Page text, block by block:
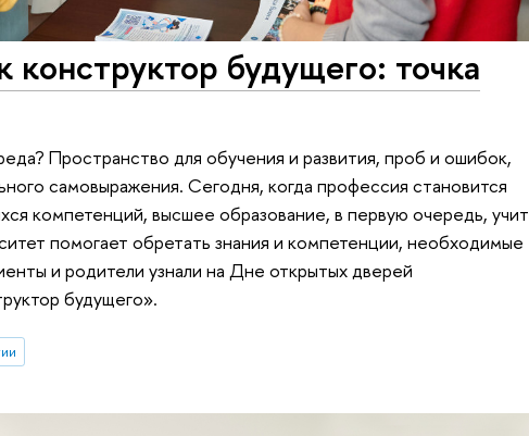
конструктор будущего: точка
Пространство для обучения и развития, проб и ошибок,
самовыражения. Сегодня, когда профессия становится
компетенций, высшее образование, в первую очередь, учит
помогает обретать знания и компетенции, необходимые
и родители узнали на Дне открытых дверей
будущего».